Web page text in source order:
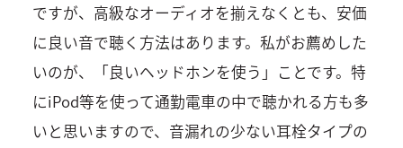
ですが、高級なオーディオを揃えなくとも、安価
に良い音で聴く方法はあります。私がお薦めした
いのが、「良いヘッドホンを使う」ことです。特
にiPod等を使って通勤電車の中で聴かれる方も多
いと思いますので、音漏れの少ない耳栓タイプの